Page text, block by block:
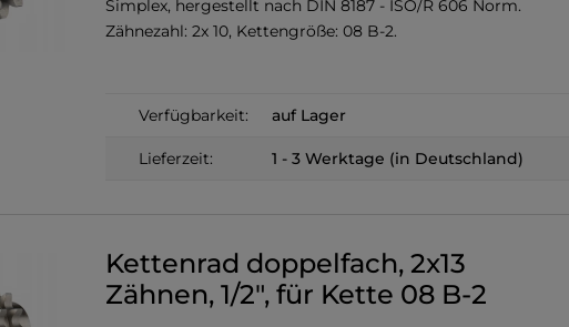
Simplex, hergestellt nach DIN 8187 - ISO/R 606 Norm.
Zähnezahl: 2x 10, Kettengröße: 08 B-2.
Verfügbarkeit: auf Lager
Lieferzeit: 1 - 3 Werktage (in Deutschland)
Kettenrad doppelfach, 2x13
Zähnen, 1/2", für Kette 08 B-2